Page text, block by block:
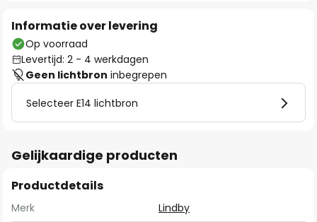
Informatie over levering
Op voorraad
Levertijd: 2 - 4 werkdagen
Geen lichtbron inbegrepen
Selecteer E14 lichtbron
Gelijkaardige producten
Productdetails
Merk
Lindby